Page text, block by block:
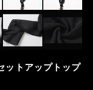
ットアップトップ